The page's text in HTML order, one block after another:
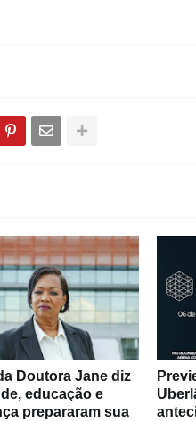
Doutora Jane diz
educação e
prepararam sua